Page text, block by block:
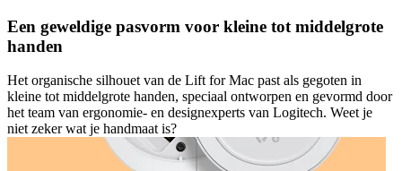
Een geweldige pasvorm voor kleine tot middelgrote
handen
Het organische silhouet van de Lift for Mac past als gegoten in
kleine tot middelgrote handen, speciaal ontworpen en gevormd door
het team van ergonomie- en designexperts van Logitech. Weet je
niet zeker wat je handmaat is?